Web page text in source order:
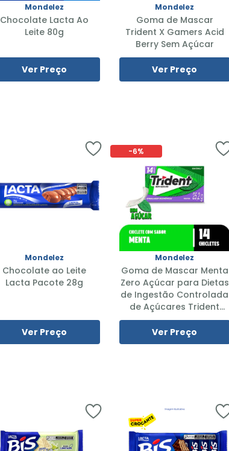
Mondelez
Chocolate Lacta Ao
Leite 80g
Ver Preço
Mondelez
Goma de Mascar
Trident X Gamers Acid
Berry Sem Açúcar
Ver Preço
Mondelez
Chocolate ao Leite
Lacta Pacote 28g
Ver Preço
-6%
Mondelez
Goma de Mascar Menta
Zero Açúcar para Dietas
de Ingestão Controlada
de Açúcares Trident
Caixa 25,2g 14 Unidades
Leve Mais Pague Menos
Ver Preço